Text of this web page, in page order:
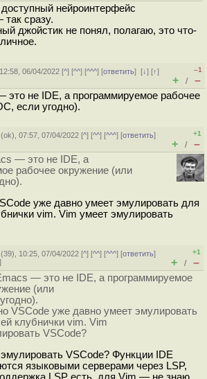
доступный нейроинтерфейс
так сразу.
джойстик не понял, полагаю, это что-
06/04/2022 [^] [^^] [^^^] [ответить][↓] [↑]
–1
+ / –
это не IDE, а программируемое рабочее
если угодно).
(ok), 07:57, 07/04/2022 [^] [^^] [^^^] [ответить]
+1
+ / –
— это не IDE, а
рабочее окружение (или
уже давно умеет эмулировать для
vim. Vim умеет эмулировать
(39), 10:25, 07/04/2022 [^] [^^] [^^^] [ответить]
]
+1
+ / –
— это не IDE, а программируемое
(или
VSCode уже давно умеет эмулировать
клубнички vim. Vim
VSCode?
VSCode? Функции IDE
языковыми серверами через LSP,